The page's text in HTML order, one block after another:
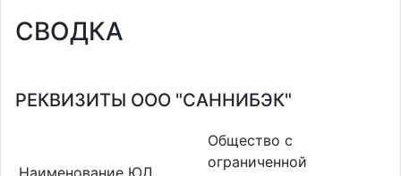
СВОДКА
РЕКВИЗИТЫ ООО "САННИБЭК"
Наименование ЮЛ
Общество с
ограниченной